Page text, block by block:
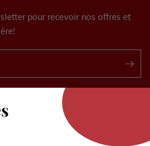
pour recevoir nos offres et